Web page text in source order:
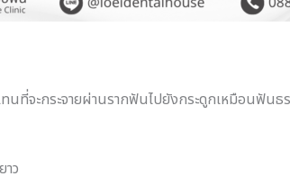
ที่จะกระจายผ่านรากฟันไปยังกระดูกเหมือนฟันธ
ว